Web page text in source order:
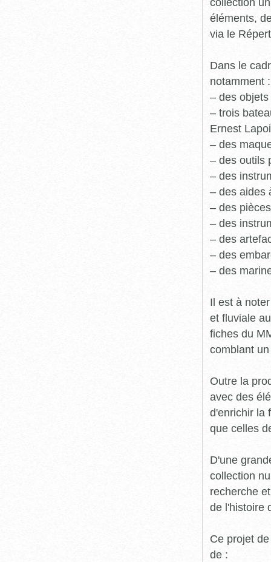
éléments,
via le
Dans le
notamment :
– des
– trois
Ernest
– des
– des outils
– des
– des aides
– des
– des
– des
– des
– des
Il est à
et fluviale
fiches du
comblant
Outre la
avec des
d'enrichir la
que celles
D'une
collection
recherche
de l'histoire
Ce projet
de :